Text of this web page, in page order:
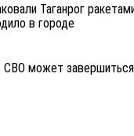
Таганрог
в городе
СВО может